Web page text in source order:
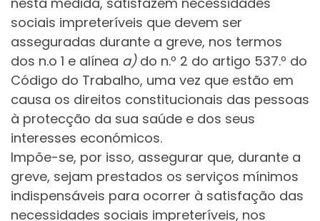
sociais impreteríveis que devem ser
asseguradas durante a greve, nos termos
dos n.o 1 e alínea a) do n.º 2 do artigo 537.º do
Código do Trabalho, uma vez que estão em
causa os direitos constitucionais das pessoas
à protecção da sua saúde e dos seus
interesses económicos.
Impõe-se, por isso, assegurar que, durante a
greve, sejam prestados os serviços mínimos
indispensáveis para ocorrer à satisfação das
necessidades sociais impreteríveis, nos